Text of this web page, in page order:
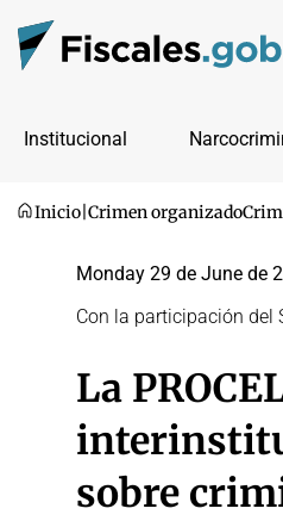
Institucional
Inicio Crimen organizado
Monday 29 de June de
Con la participación del
La
sobre